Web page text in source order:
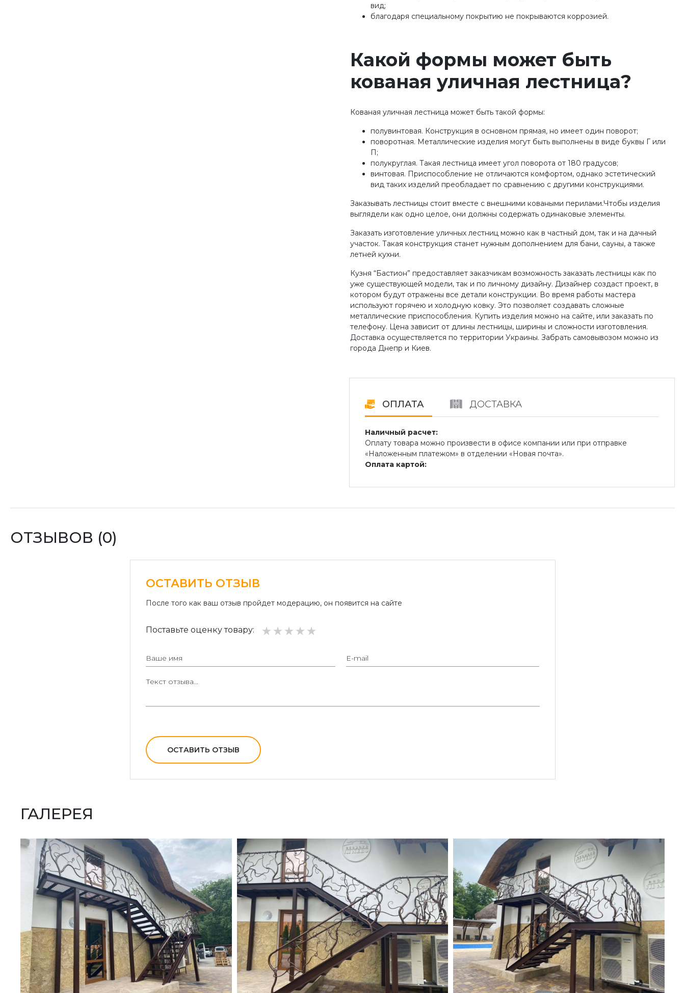
вид;
благодаря специальному покрытию не покрываются коррозией.
Какой формы может быть
кованая уличная лестница?
Кованая уличная лестница может быть такой формы:
полувинтовая. Конструкция в основном прямая, но имеет один поворот;
поворотная. Металлические изделия могут быть выполнены в виде буквы Г или
П;
полукруглая. Такая лестница имеет угол поворота от 180 градусов;
винтовая. Приспособление не отличаются комфортом, однако эстетический
вид таких изделий преобладает по сравнению с другими конструкциями.
Заказывать лестницы стоит вместе с внешними коваными перилами.Чтобы изделия
выглядели как одно целое, они должны содержать одинаковые элементы.
Заказать изготовление уличных лестниц можно как в частный дом, так и на дачный
участок. Такая конструкция станет нужным дополнением для бани, сауны, а также
летней кухни.
Кузня “Бастион” предоставляет заказчикам возможность заказать лестницы как по
уже существующей модели, так и по личному дизайну. Дизайнер создаст проект, в
котором будут отражены все детали конструкции. Во время работы мастера
используют горячею и холодную ковку. Это позволяет создавать сложные
металлические приспособления. Купить изделия можно на сайте, или заказать по
телефону. Цена зависит от длины лестницы, ширины и сложности изготовления.
Доставка осуществляется по территории Украины. Забрать самовывозом можно из
города Днепр и Киев.
ОПЛАТА ДОСТАВКА
Наличный расчет:
Оплату товара можно произвести в офисе компании или при отправке
«Наложенным платежом» в отделении «Новая почта».
Оплата картой:
платежные терминалы) и «Райффайзен Банк Аваль»
Безналичная оплата на расчетный счет.
ОТЗЫВОВ (0)
ОСТАВИТЬ ОТЗЫВ
После того как ваш отзыв пройдет модерацию, он появится на сайте
Поставьте оценку товару:
ОСТАВИТЬ ОТЗЫВ
ГАЛЕРЕЯ